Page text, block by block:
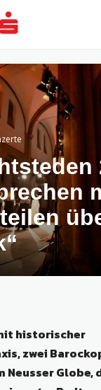
historischer
zwei
Globe,